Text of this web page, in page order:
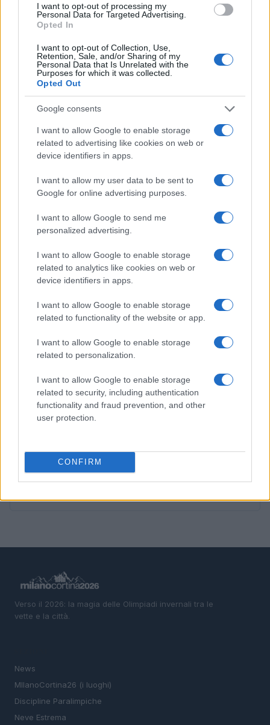
I want to opt-out of processing my
Personal Data for Targeted Advertising.
Opted In
I want to opt-out of Collection, Use,
Retention, Sale, and/or Sharing of my
Personal Data that Is Unrelated with the
Purposes for which it was collected.
Opted Out
Google consents
I want to allow Google to enable storage
related to advertising like cookies on web or
device identifiers in apps.
I want to allow my user data to be sent to
Google for online advertising purposes.
I want to allow Google to send me
personalized advertising.
I want to allow Google to enable storage
related to analytics like cookies on web or
device identifiers in apps.
I want to allow Google to enable storage
related to functionality of the website or app.
I want to allow Google to enable storage
related to personalization.
I want to allow Google to enable storage
related to security, including authentication
functionality and fraud prevention, and other
user protection.
CONFIRM
Bocciature scolastiche: i casi giudiziari che hanno
fatto discutere
NEWS
Disastri climatici 2026: incendi, alluvioni e caldo
PIÙ LETTI
Scopri le Olimpiadi Milano Cortina: Sport, Cultura e
Innovazione per un Futuro Sostenibile
Kleinwalsertal
Auto a noleggio a Cortina d’Ampezzo: soluzioni
pratiche e prezzi chiari
italiane di novembre 2026
5
Verso il 2026: la magia delle Olimpiadi invernali tra le
vette e la città.
News
MIlanoCortina26 (i luoghi)
Discipline Paralimpiche
Neve Estrema